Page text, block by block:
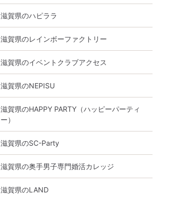
滋賀県のハピララ
滋賀県のレインボーファクトリー
滋賀県のイベントクラブアクセス
滋賀県のNEPISU
滋賀県のHAPPY PARTY（ハッピーパーティ
ー）
滋賀県のSC-Party
滋賀県の奥手男子専門婚活カレッジ
滋賀県のLAND